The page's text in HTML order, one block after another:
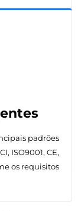
padrões
ISO9001, CE,
os requisitos